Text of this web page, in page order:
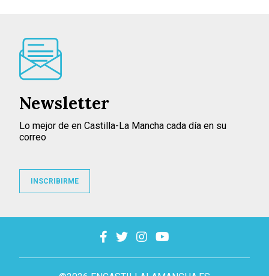
Newsletter
Lo mejor de en Castilla-La Mancha cada día en su
correo
INSCRIBIRME